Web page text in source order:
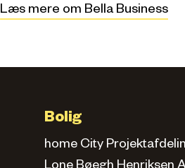
Læs mere om Bella Business
Bolig
home City